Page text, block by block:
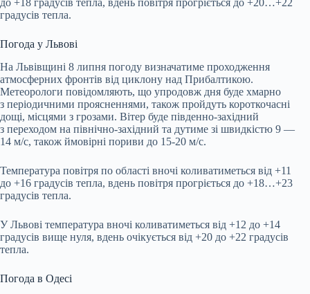
градусів тепла.
Погода у Львові
На Львівщині 8 липня погоду визначатиме проходження
атмосферних фронтів від циклону над Прибалтикою.
Метеорологи повідомляють, що упродовж дня буде хмарно
з періодичними проясненнями, також пройдуть короткочасні
дощі, місцями з грозами. Вітер буде південно-західний
з переходом на північно-західний та дутиме зі швидкістю 9 —
14 м/с, також ймовірні пориви до 15-20 м/с.
Температура повітря по області вночі коливатиметься від +11
до +16 градусів тепла, вдень повітря прогріється до +18…+23
градусів тепла.
У Львові температура вночі коливатиметься від +12 до +14
градусів вище нуля, вдень очікується від +20 до +22 градусів
тепла.
Погода в Одесі